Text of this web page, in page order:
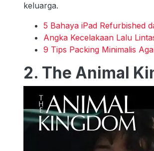
keluarga.
5 Bahaya iPad Refurbished
Angka Kecelakaan Lalu
9 Tips Packing Minimalis
2. The Animal